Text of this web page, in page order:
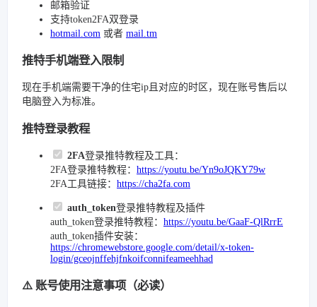
邮箱验证
支持token2FA双登录
hotmail.com 或者 mail.tm
推特手机端登入限制
现在手机端需要干净的住宅ip且对应的时区，现在账号售后以
电脑登入为标准。
推特登录教程
2FA登录推特教程及工具：
2FA登录推特教程： https://youtu.be/Yn9oJQKY79w
2FA工具链接： https://cha2fa.com
auth_token登录推特教程及插件
auth_token登录推特教程： https://youtu.be/GaaF-QlRrrE
auth_token插件安装：
https://chromewebstore.google.com/detail/x-token-
login/gceojnffehjfnkoifconnifeameehhad
⚠️ 账号使用注意事项（必读）